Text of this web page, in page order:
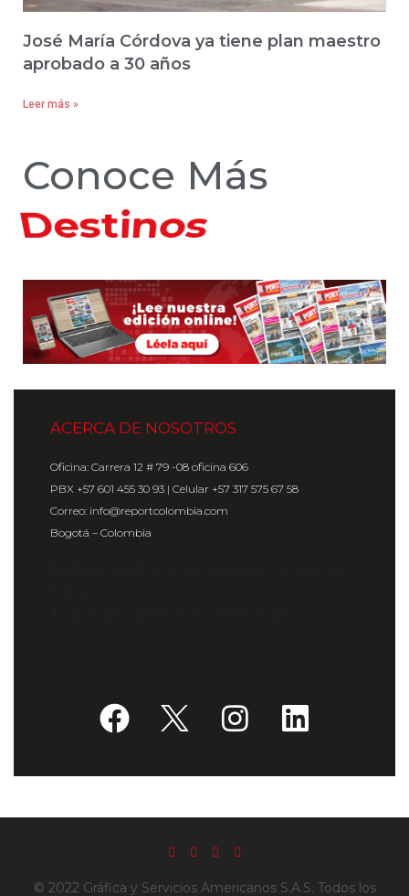
José María Córdova ya tiene plan maestro
aprobado a 30 años
Leer más »
Conoce Más
Hoteles
ACERCA DE NOSOTROS
Oficina: Carrera 12 # 79 -08 oficina 606
PBX +57 601 455 30 93 | Celular +57 317 575 67 58
Correo: info@reportcolombia.com
Bogotá – Colombia
© 2022 Gráfica y Servicios Americanos S.A.S. Todos los